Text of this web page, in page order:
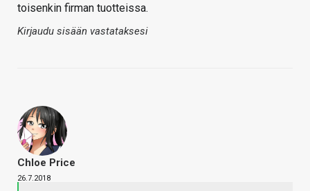
toisenkin firman tuotteissa.
Kirjaudu sisään vastataksesi
Chloe Price
26.7.2018